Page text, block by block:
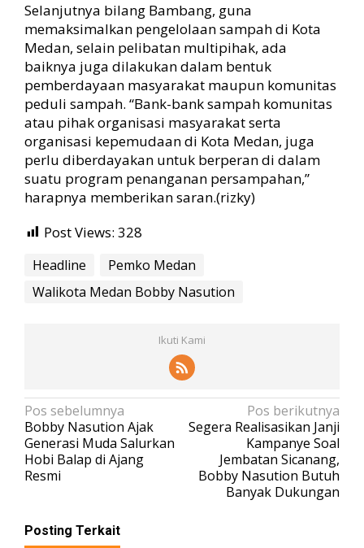
Selanjutnya bilang Bambang, guna
memaksimalkan pengelolaan sampah di Kota
Medan, selain pelibatan multipihak, ada
baiknya juga dilakukan dalam bentuk
pemberdayaan masyarakat maupun komunitas
peduli sampah. “Bank-bank sampah komunitas
atau pihak organisasi masyarakat serta
organisasi kepemudaan di Kota Medan, juga
perlu diberdayakan untuk berperan di dalam
suatu program penanganan persampahan,”
harapnya memberikan saran.(rizky)
Post Views: 328
Headline
Pemko Medan
Walikota Medan Bobby Nasution
Ikuti Kami
N
a
v
i
a
Pos sebelumnya
Bobby Nasution Ajak
Generasi Muda Salurkan
Hobi Balap di Ajang
Resmi
Pos berikutnya
Segera Realisasikan Janji
Kampanye Soal
Jembatan Sicanang,
Bobby Nasution Butuh
Banyak Dukungan
Posting Terkait